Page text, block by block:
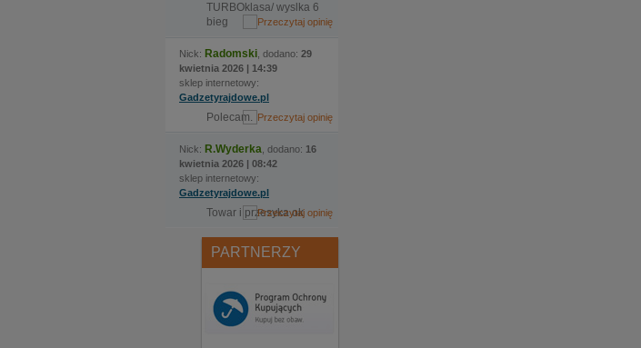
TURBOklasa/ wyslka 6
bieg
Nick: Radomski , dodano: 29
kwietnia 2026 | 14:39
sklep internetowy:
Gadzetyrajdowe.pl
Polecam.
Nick: R.Wyderka , dodano: 16
kwietnia 2026 | 08:42
sklep internetowy:
Gadzetyrajdowe.pl
Towar i przesyka ok
PARTNERZY